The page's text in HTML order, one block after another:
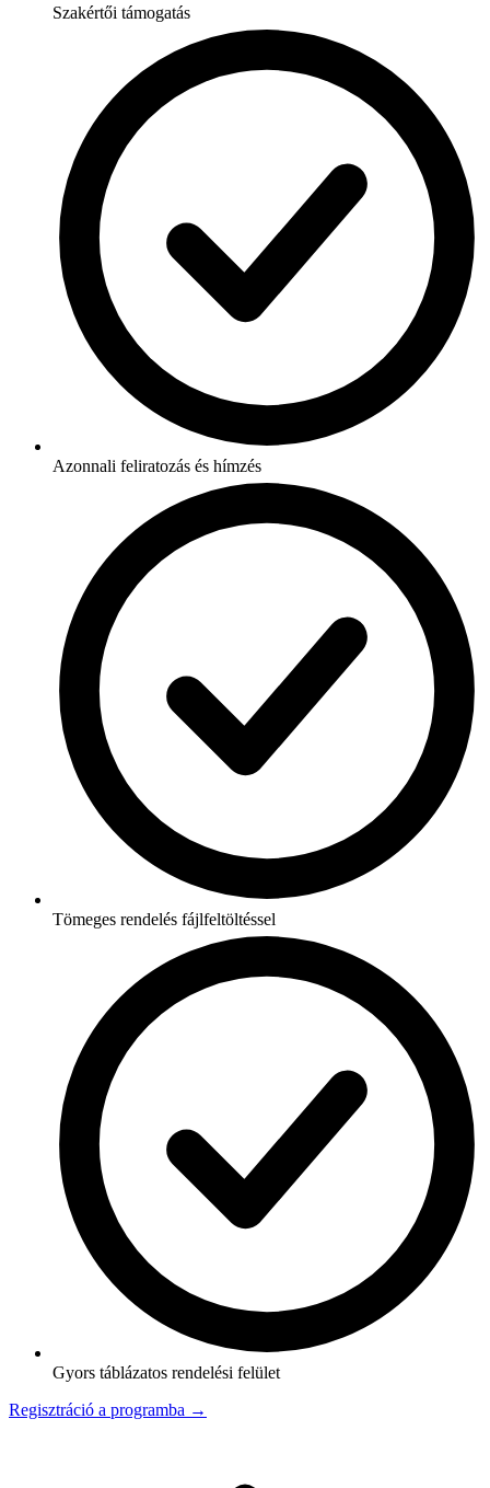
Szakértői támogatás
Azonnali feliratozás és hímzés
Tömeges rendelés fájlfeltöltéssel
Gyors táblázatos rendelési felület
Regisztráció a programba →